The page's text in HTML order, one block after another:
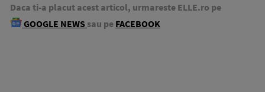
Daca ti-a placut acest articol, urmareste ELLE.ro pe
GOOGLE NEWS sau pe FACEBOOK